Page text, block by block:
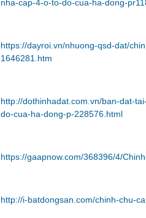
nha-cap-4-o-to-do-cua-ha-dong-
https://dayroi.vn/nhuong-qsd-dat/
1646281.htm
http://dothinhadat.com.vn/ban-dat-
do-cua-ha-dong-p-228576.html
https://gaapnow.com/368396/4/
http://i-batdongsan.com/chinh-chu-